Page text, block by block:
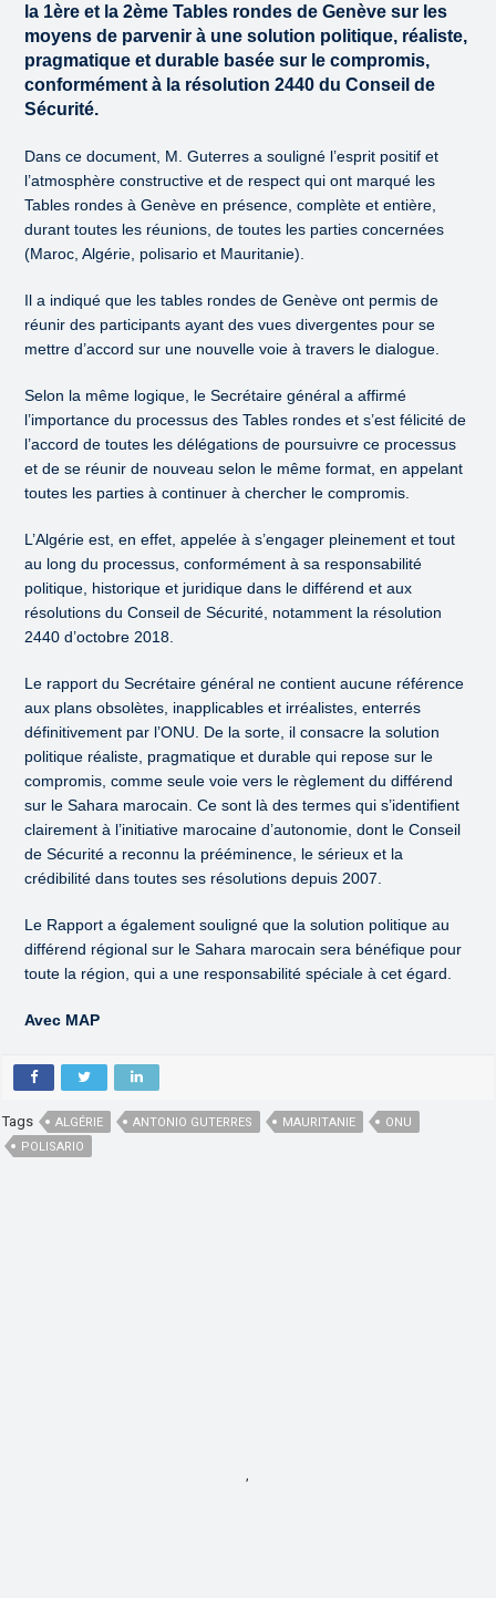
la 1ère et la 2ème Tables rondes de Genève sur les
moyens de parvenir à une solution politique, réaliste,
pragmatique et durable basée sur le compromis,
conformément à la résolution 2440 du Conseil de
Sécurité.
Dans ce document, M. Guterres a souligné l’esprit positif et
l’atmosphère constructive et de respect qui ont marqué les
Tables rondes à Genève en présence, complète et entière,
durant toutes les réunions, de toutes les parties concernées
(Maroc, Algérie, polisario et Mauritanie).
Il a indiqué que les tables rondes de Genève ont permis de
réunir des participants ayant des vues divergentes pour se
mettre d’accord sur une nouvelle voie à travers le dialogue.
Selon la même logique, le Secrétaire général a affirmé
l’importance du processus des Tables rondes et s’est félicité de
l’accord de toutes les délégations de poursuivre ce processus
et de se réunir de nouveau selon le même format, en appelant
toutes les parties à continuer à chercher le compromis.
L’Algérie est, en effet, appelée à s’engager pleinement et tout
au long du processus, conformément à sa responsabilité
politique, historique et juridique dans le différend et aux
résolutions du Conseil de Sécurité, notamment la résolution
2440 d’octobre 2018.
Le rapport du Secrétaire général ne contient aucune référence
aux plans obsolètes, inapplicables et irréalistes, enterrés
définitivement par l’ONU. De la sorte, il consacre la solution
politique réaliste, pragmatique et durable qui repose sur le
compromis, comme seule voie vers le règlement du différend
sur le Sahara marocain. Ce sont là des termes qui s’identifient
clairement à l’initiative marocaine d’autonomie, dont le Conseil
de Sécurité a reconnu la prééminence, le sérieux et la
crédibilité dans toutes ses résolutions depuis 2007.
Le Rapport a également souligné que la solution politique au
différend régional sur le Sahara marocain sera bénéfique pour
toute la région, qui a une responsabilité spéciale à cet égard.
Avec MAP
Tags ALGÉRIE ANTONIO GUTERRES MAURITANIE
ONU
POLISARIO
,